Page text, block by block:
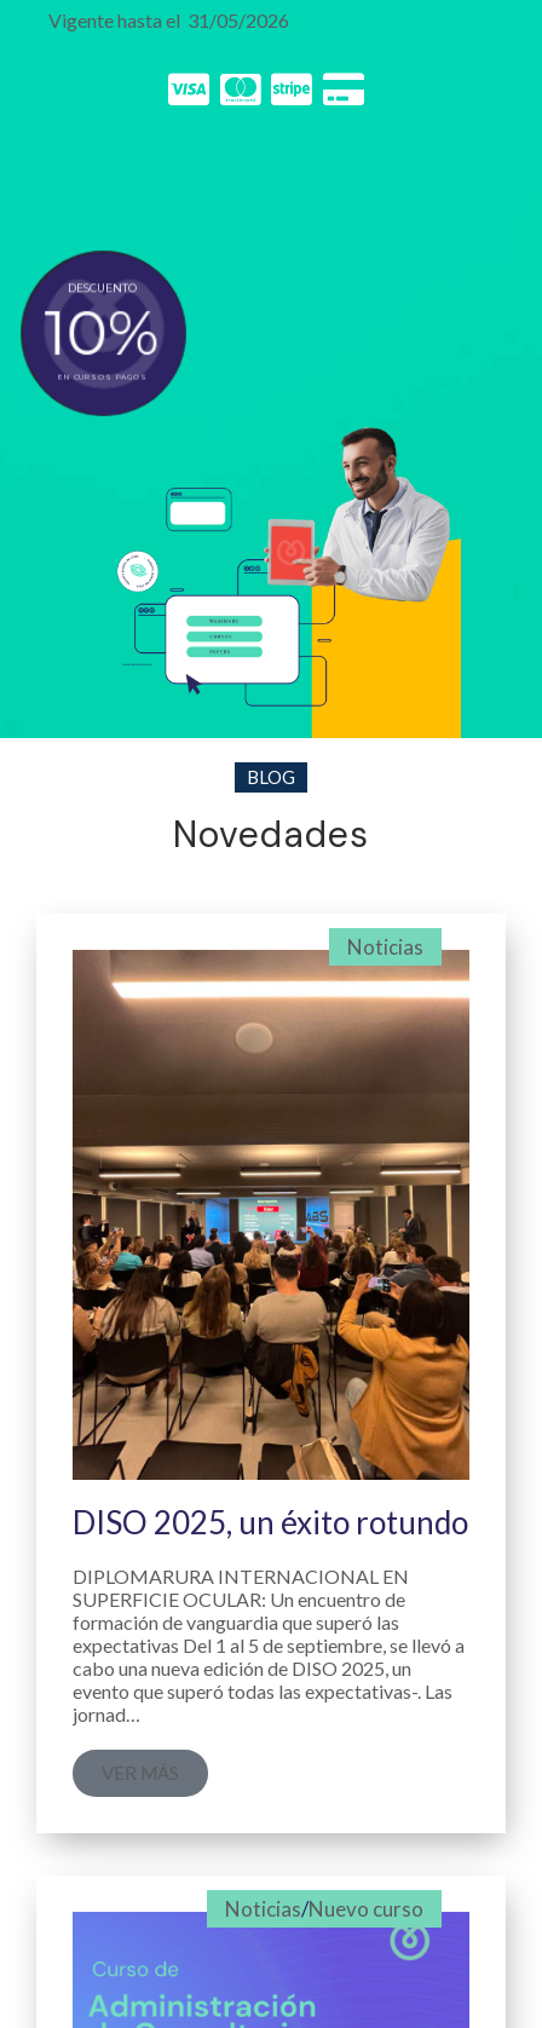
Vigente hasta el 31/05/2026
DESCUENTO
10%
EN CURSOS PAGOS
BLOG
Novedades
Noticias
DISO 2025, un éxito rotundo
DIPLOMARURA INTERNACIONAL EN
SUPERFICIE OCULAR: Un encuentro de
formación de vanguardia que superó las
expectativas Del 1 al 5 de septiembre, se llevó a
cabo una nueva edición de DISO 2025, un
evento que superó todas las expectativas-. Las
jornad…
VER MÁS
Noticias/Nuevo curso